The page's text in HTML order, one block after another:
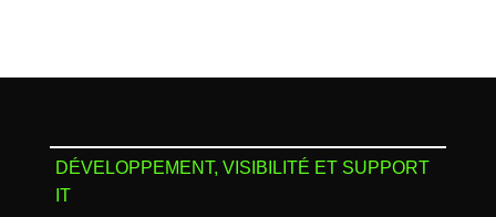
DÉVELOPPEMENT, VISIBILITÉ ET SUPPORT
IT